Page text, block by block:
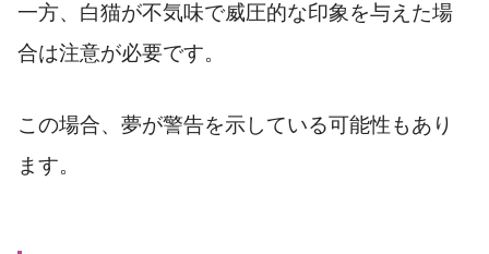
一方、白猫が不気味で威圧的な印象を与えた場
合は注意が必要です。
この場合、夢が警告を示している可能性もあり
ます。